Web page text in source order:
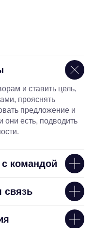
и ставить цель,
прояснять
предложение и
они есть, подводить
с командой
связь